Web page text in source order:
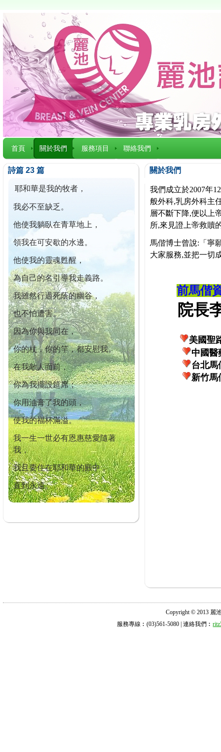
首頁 關於我們 服務項目 聯絡我們
詩篇 23 篇
耶和華是我的牧者，
我必不至缺乏。
他使我躺臥在青草地上，
領我在可安歇的水邊。
他使我的靈魂甦醒，
為自己的名引導我走義路。
我雖然行過死蔭的幽谷，
也不怕遭害。
因為你與我同在，
你的杖，你的竿，都安慰我。
在我敵人面前，
你為我擺設筵席；
你用油膏了我的頭，
使我的福杯滿溢。
我一生一世必有恩惠慈愛隨著
我，
我且要住在耶和華的殿中，
直到永遠。
關於我們
我們成立於2007年
般外科,乳房外科主
層不斷下降,便以上
所,來見證上帝救贖
馬偕博士曾說:「寧
大家服務,並把一切
前馬偕
院長李
美國聖
中國醫
台北馬
新竹馬
Copyright © 2013 麗
服務專線︰(03)561-5080 | 連絡我們︰